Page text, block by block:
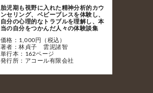
胎児期も視野に入れた精神分析的カウ
ンセリング、ベビーブレスを体験し、
自分の心理的なトラブルを理解し、本
当の自分をつかんだ人々の体験談集
価格：1,000円（税込）
著者：林貞子 雲泥諸智
単行本：162ページ
発行所：アコール有限会社